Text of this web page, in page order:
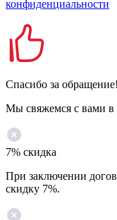
конфиденциальности
Спасибо за обращение!
Мы свяжемся с вами в
7% скидка
При заключении
скидку 7%.